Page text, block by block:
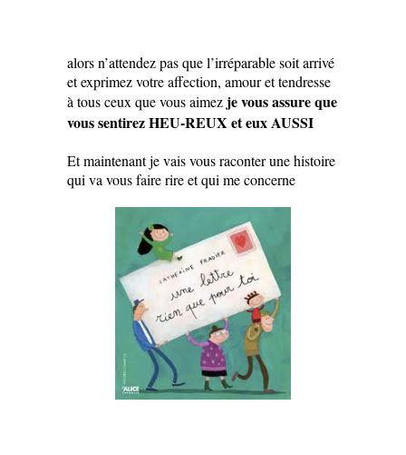
alors n’attendez pas que l’irréparable soit arrivé
et exprimez votre affection, amour et tendresse
à tous ceux que vous aimez je vous assure que
vous sentirez HEU-REUX et eux AUSSI
Et maintenant je vais vous raconter une histoire
qui va vous faire rire et qui me concerne